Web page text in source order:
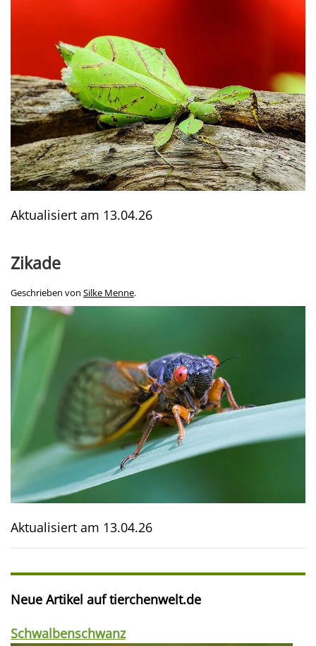
Aktualisiert am 13.04.26
Zikade
Geschrieben von Silke Menne.
Aktualisiert am 13.04.26
Neue Artikel auf tierchenwelt.de
Schwalbenschwanz